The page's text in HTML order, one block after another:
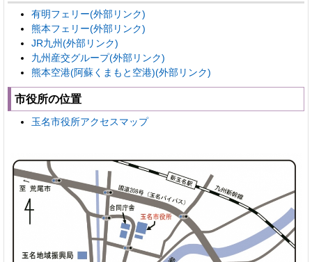
有明フェリー(外部リンク)
熊本フェリー(外部リンク)
JR九州(外部リンク)
九州産交グループ(外部リンク)
熊本空港(阿蘇くまもと空港)(外部リンク)
市役所の位置
玉名市役所アクセスマップ